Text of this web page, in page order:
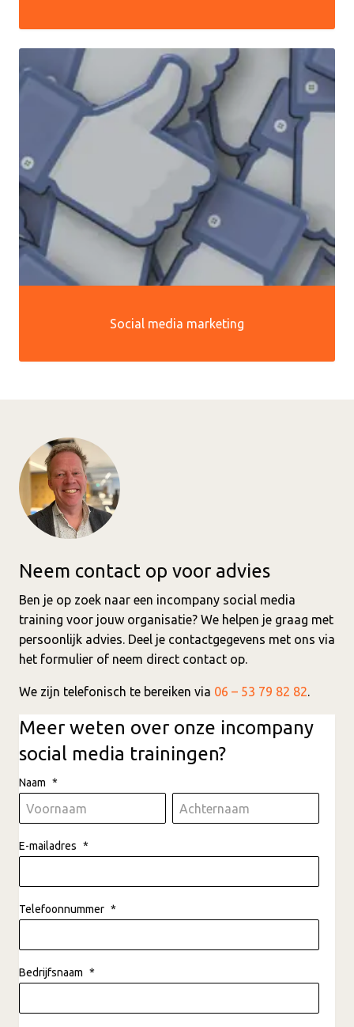
Social media marketing
Neem contact op voor advies
Ben je op zoek naar een incompany social media
training voor jouw organisatie? We helpen je graag met
persoonlijk advies. Deel je contactgegevens met ons via
het formulier of neem direct contact op.
We zijn telefonisch te bereiken via 06 – 53 79 82 82.
Meer weten over onze incompany
social media trainingen?
Naam *
E-mailadres *
Telefoonnummer *
Bedrijfsnaam *